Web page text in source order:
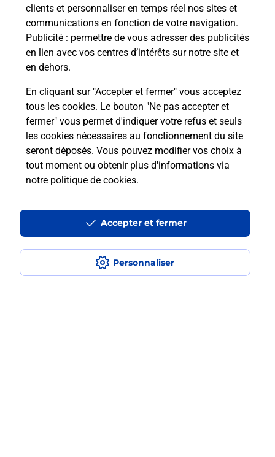
clients et personnaliser en temps réel nos sites et
communications en fonction de votre navigation.
Publicité : permettre de vous adresser des publicités
en lien avec vos centres d’intérêts sur notre site et
en dehors.
En cliquant sur "Accepter et fermer" vous acceptez
tous les cookies. Le bouton "Ne pas accepter et
fermer" vous permet d'indiquer votre refus et seuls
les cookies nécessaires au fonctionnement du site
seront déposés. Vous pouvez modifier vos choix à
tout moment ou obtenir plus d'informations via
notre politique de cookies.
Personnaliser
Accepter et fermer
Quel réseau utilise La Poste Mobile ?
Est-ce que je peux garder mon
numéro de mobile gratuitement ?
Est-ce que je peux bénéficier de la 5G
avec La Poste Mobile ?
Est-ce que je peux utiliser mon forfait
à l’étranger avec La Poste Mobile ?
Est-ce que je peux payer mon iPhone
?
Est-ce que je peux assurer mon